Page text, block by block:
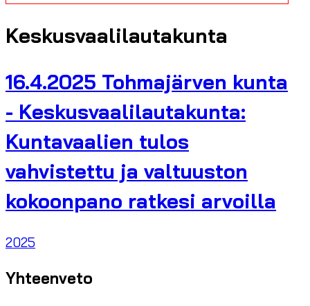
Keskusvaalilautakunta
16.4.2025 Tohmajärven kunta
- Keskusvaalilautakunta:
Kuntavaalien tulos
vahvistettu ja valtuuston
kokoonpano ratkesi arvoilla
2025
Yhteenveto